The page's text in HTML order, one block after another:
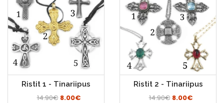
Ristit 1 - Tinariipus
14.90€ 8.00€
Ristit 2 - Tinariipus
14.90€ 8.00€